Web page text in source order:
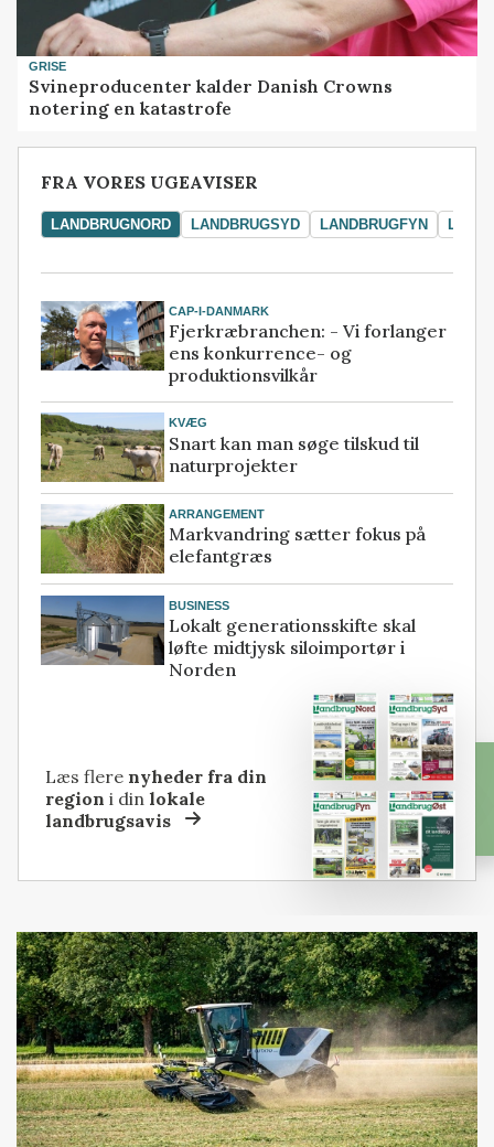
GRISE
Svineproducenter kalder Danish Crowns
notering en katastrofe
FRA VORES UGEAVISER
LANDBRUGNORD LANDBRUGSYD LANDBRUGFYN
CAP-I-DANMARK
Fjerkræbranchen: - Vi forlanger
ens konkurrence- og
produktionsvilkår
KVÆG
Snart kan man søge tilskud til
naturprojekter
ARRANGEMENT
Markvandring sætter fokus på
elefantgræs
BUSINESS
Lokalt generationsskifte skal
løfte midtjysk siloimportør i
Norden
Læs flere nyheder fra din
region i dinlokale
landbrugsavis